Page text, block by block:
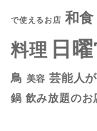
で使えるお店 和食
料理 日
鳥 美容 芸能人
鍋 飲み放題のお